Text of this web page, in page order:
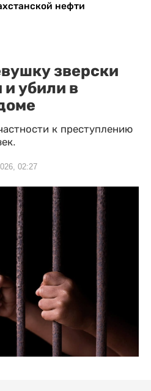
нефти
зверски
убили в
к преступлению
02:27